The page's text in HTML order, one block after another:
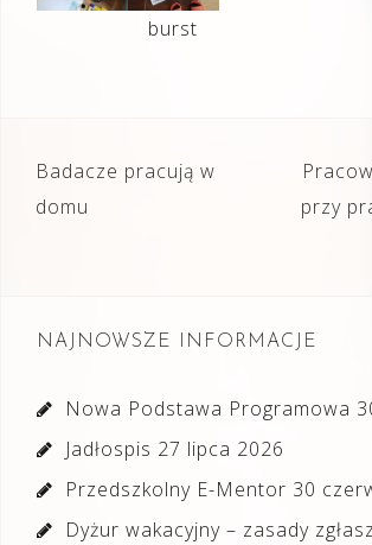
burst
Nawigacja
wpisu
Badacze pracują w
domu
przy
NAJNOWSZE INFORMACJE
Nowa Podstawa Programowa
Jadłospis 27 lipca 2026
Przedszkolny E-Mentor 30
Dyżur wakacyjny – zasady